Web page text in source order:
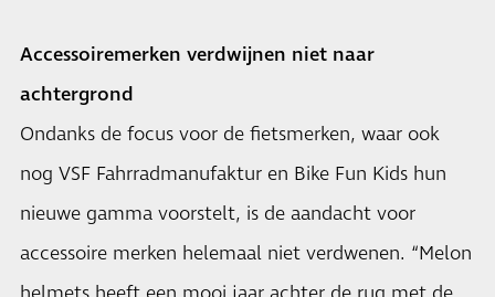
Accessoiremerken verdwijnen niet naar
achtergrond
Ondanks de focus voor de fietsmerken, waar ook
nog VSF Fahrradmanufaktur en Bike Fun Kids hun
nieuwe gamma voorstelt, is de aandacht voor
accessoire merken helemaal niet verdwenen. “Melon